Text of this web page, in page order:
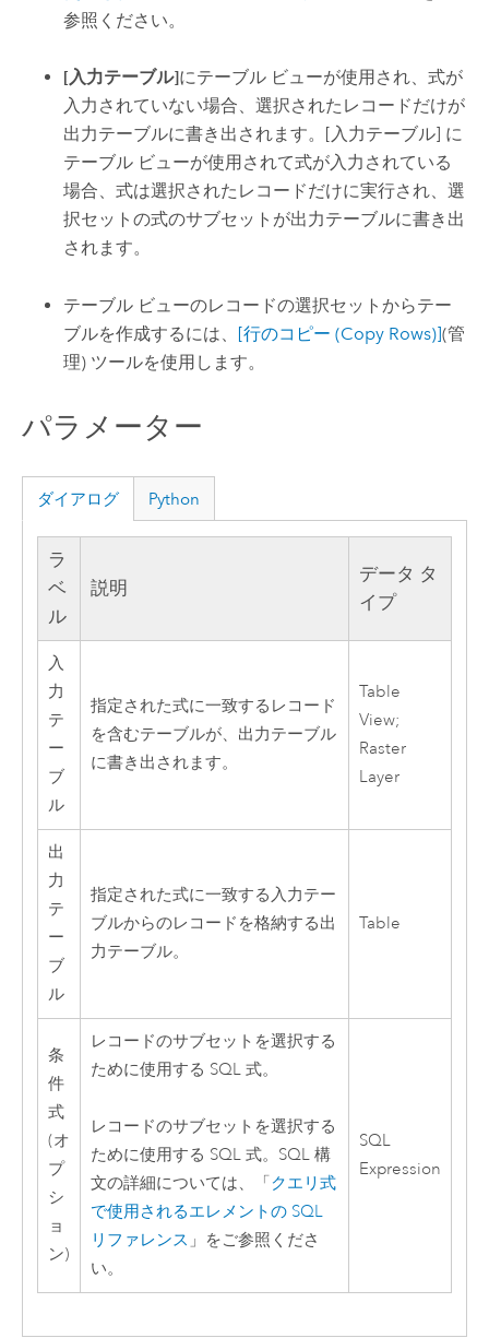
参照ください。
[入力テーブル]にテーブル ビューが使用され、式が
入力されていない場合、選択されたレコードだけが
出力テーブルに書き出されます。[入力テーブル] に
テーブル ビューが使用されて式が入力されている
場合、式は選択されたレコードだけに実行され、選
択セットの式のサブセットが出力テーブルに書き出
されます。
テーブル ビューのレコードの選択セットからテー
ブルを作成するには、 [行のコピー (Copy Rows)](管
理) ツールを使用します。
パラメーター
ダイアログ Python
ラ
ベ
ル
説明
データ タ
イプ
入
力
テ
ー
ブ
ル
指定された式に一致するレコード
を含むテーブルが、出力テーブル
に書き出されます。
Table
View;
Raster
Layer
出
力
テ
ー
ブ
ル
指定された式に一致する入力テー
ブルからのレコードを格納する出
力テーブル。
Table
条
件
式
(オ
プ
シ
ョ
ン)
レコードのサブセットを選択する
ために使用する SQL 式。
レコードのサブセットを選択する
ために使用する SQL 式。SQL 構
文の詳細については、「クエリ式
で使用されるエレメントの SQL
リファレンス 」をご参照くださ
い。
SQL
Expression